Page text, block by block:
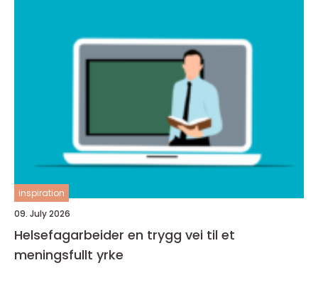
inspiration
09. July 2026
Helsefagarbeider en trygg vei til et
meningsfullt yrke